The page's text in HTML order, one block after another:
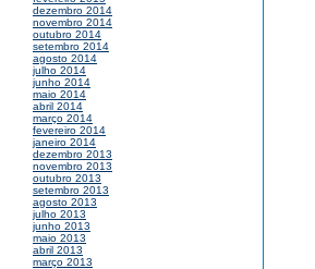
dezembro 2014
novembro 2014
outubro 2014
setembro 2014
agosto 2014
julho 2014
junho 2014
maio 2014
abril 2014
março 2014
fevereiro 2014
janeiro 2014
dezembro 2013
novembro 2013
outubro 2013
setembro 2013
agosto 2013
julho 2013
junho 2013
maio 2013
abril 2013
março 2013